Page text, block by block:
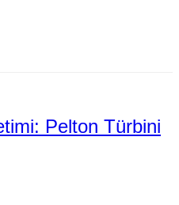
Pelton Türbini